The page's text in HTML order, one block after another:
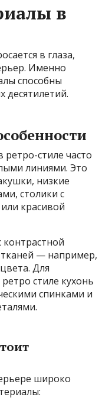
в
в глаза,
Именно
способны
стиле часто
линиями. Это
низкие
столики с
красивой
— например,
Для
стиле кухонь
спинками и
широко